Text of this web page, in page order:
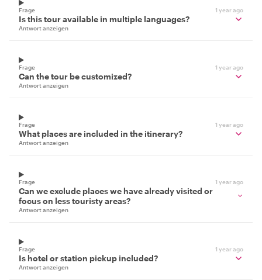
Frage 1 year ago
Is this tour available in multiple languages?
Antwort anzeigen
Frage 1 year ago
Can the tour be customized?
Antwort anzeigen
Frage 1 year ago
What places are included in the itinerary?
Antwort anzeigen
Frage 1 year ago
Can we exclude places we have already visited or
focus on less touristy areas?
Antwort anzeigen
Frage 1 year ago
Is hotel or station pickup included?
Antwort anzeigen